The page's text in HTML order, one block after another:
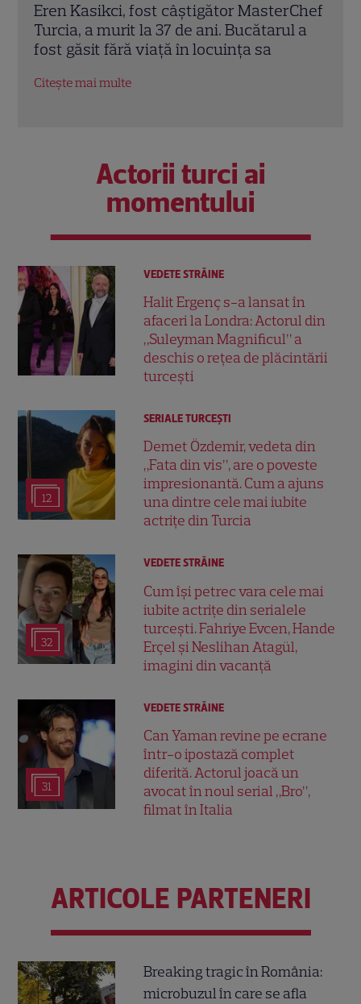
Trei cupluri revin la „Insula Iubirii –
Reuniuni”. Ce se întâmplă când se
întâlnesc din nou cu Radu Vâlcan
Citește mai multe
Actorii turci ai
momentului
VEDETE STRĂINE
Halit Ergenç s-a lansat în
afaceri la Londra: Actorul din
„Suleyman Magnificul” a
deschis o rețea de plăcintării
turcești
12
SERIALE TURCEŞTI
Demet Özdemir, vedeta din
„Fata din vis”, are o poveste
impresionantă. Cum a ajuns
una dintre cele mai iubite
actrițe din Turcia
32
VEDETE STRĂINE
Cum își petrec vara cele mai
iubite actrițe din serialele
turcești. Fahriye Evcen, Hande
Erçel și Neslihan Atagül,
imagini din vacanță
31
VEDETE STRĂINE
Can Yaman revine pe ecrane
într-o ipostază complet
diferită. Actorul joacă un
avocat în noul serial „Bro”,
filmat în Italia
ARTICOLE PARTENERI
Breaking tragic în România:
microbuzul în care se afla